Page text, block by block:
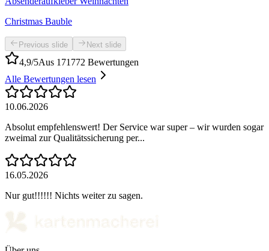
Christmas Bauble
Previous slide Next slide
4,9/5Aus 171772 Bewertungen
Alle Bewertungen lesen
10.06.2026
Absolut empfehlenswert! Der Service war super – wir wurden sogar
zweimal zur Qualitätssicherung per...
16.05.2026
Nur gut!!!!!! Nichts weiter zu sagen.